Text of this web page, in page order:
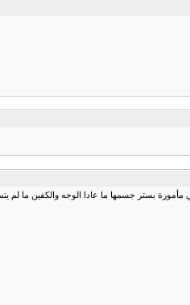
بستر جسمها ما عادا الوجه والكفين ما لم